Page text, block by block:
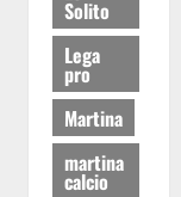
Solito
Lega
pro
Martina
martina
calcio